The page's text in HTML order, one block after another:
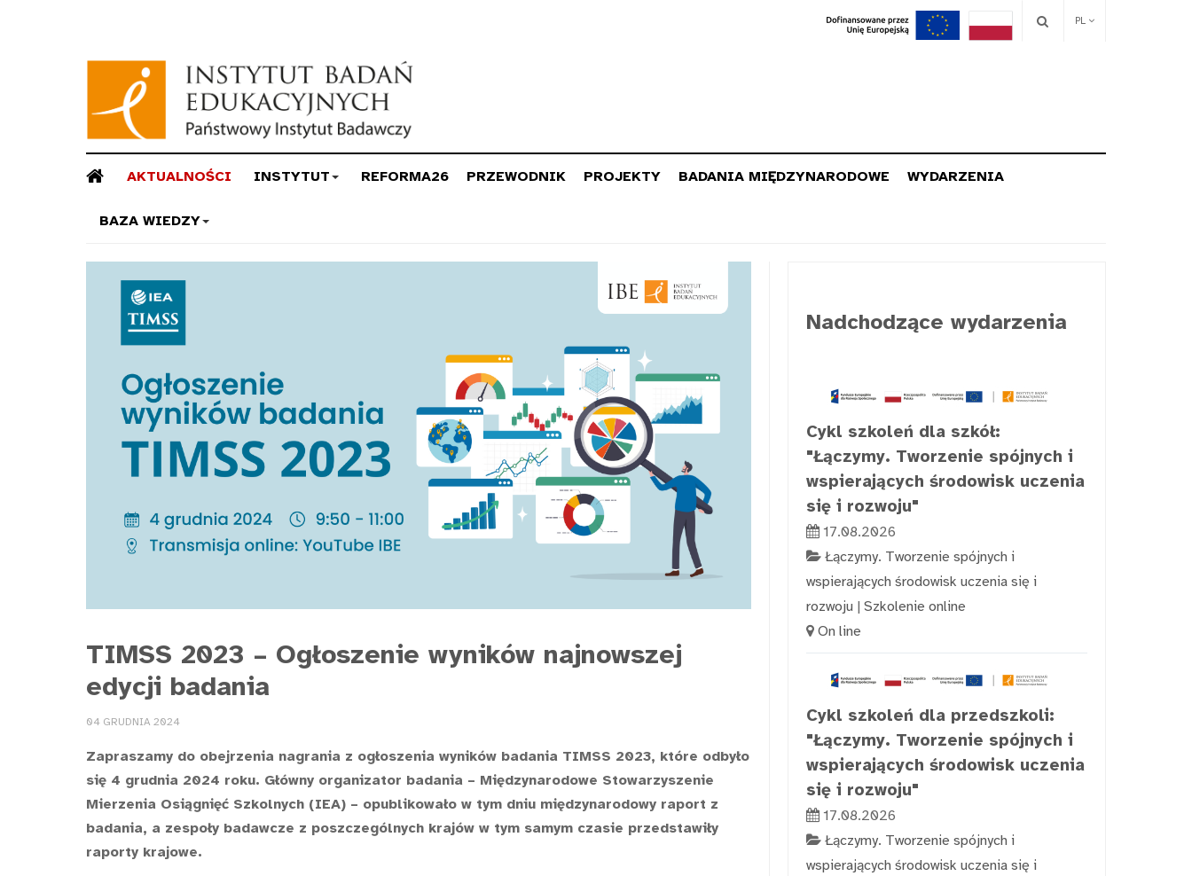
PL
AKTUALNOŚCI INSTYTUT REFORMA26 PRZEWODNIK PROJEKTY BADANIA MIĘDZYNARODOWE WYDARZENIA
BAZA WIEDZY
TIMSS 2023 – Ogłoszenie wyników najnowszej
edycji badania
04 GRUDNIA 2024
Zapraszamy do obejrzenia nagrania z ogłoszenia wyników badania TIMSS 2023, które odbyło
się 4 grudnia 2024 roku. Główny organizator badania – Międzynarodowe Stowarzyszenie
Mierzenia Osiągnięć Szkolnych (IEA) – opublikowało w tym dniu międzynarodowy raport z
badania, a zespoły badawcze z poszczególnych krajów w tym samym czasie przedstawiły
raporty krajowe.
Nadchodzące wydarzenia
Cykl szkoleń dla szkół:
"Łączymy. Tworzenie spójnych i
wspierających środowisk uczenia
się i rozwoju"
17.08.2026
Łączymy. Tworzenie spójnych i
wspierających środowisk uczenia się i
rozwoju | Szkolenie online
On line
Cykl szkoleń dla przedszkoli:
"Łączymy. Tworzenie spójnych i
wspierających środowisk uczenia
się i rozwoju"
17.08.2026
Łączymy. Tworzenie spójnych i
wspierających środowisk uczenia się i